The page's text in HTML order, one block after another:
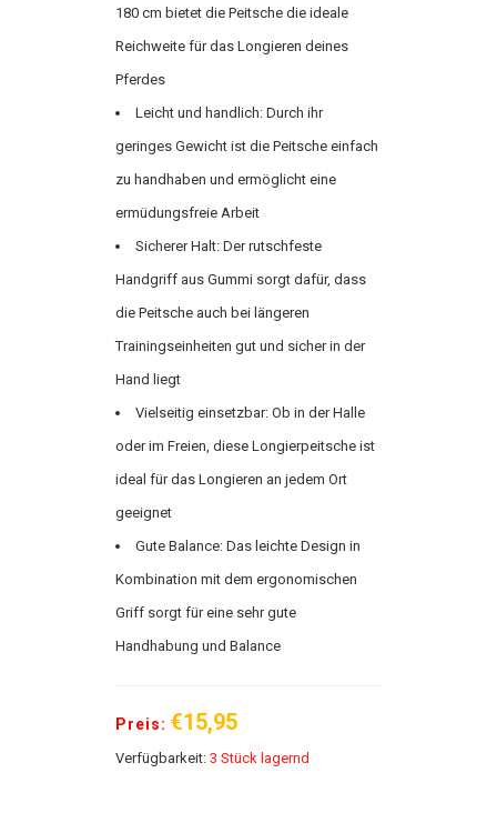
180 cm bietet die Peitsche die ideale
Reichweite für das Longieren deines
Pferdes
Leicht und handlich: Durch ihr
geringes Gewicht ist die Peitsche einfach
zu handhaben und ermöglicht eine
ermüdungsfreie Arbeit
Sicherer Halt: Der rutschfeste
Handgriff aus Gummi sorgt dafür, dass
die Peitsche auch bei längeren
Trainingseinheiten gut und sicher in der
Hand liegt
Vielseitig einsetzbar: Ob in der Halle
oder im Freien, diese Longierpeitsche ist
ideal für das Longieren an jedem Ort
geeignet
Gute Balance: Das leichte Design in
Kombination mit dem ergonomischen
Griff sorgt für eine sehr gute
Handhabung und Balance
Preis: €15,95
Verfügbarkeit: 3 Stück lagernd